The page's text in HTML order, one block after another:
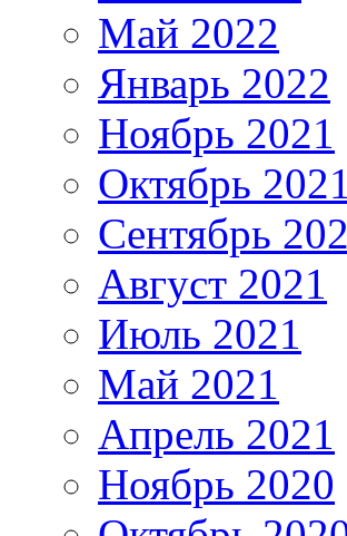
Май 2022
Январь 2022
Ноябрь 2021
Октябрь 2021
Сентябрь
Август 2021
Июль 2021
Май 2021
Апрель 2021
Ноябрь 2020